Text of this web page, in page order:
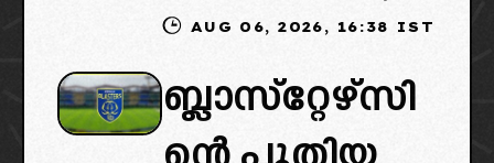
ഐഎസ്എല്ലി
ൽ പുതിയ
AUG 06, 2026, 16:38 IST
ബ്ലാസ്‌റ്റേഴ്‌സി